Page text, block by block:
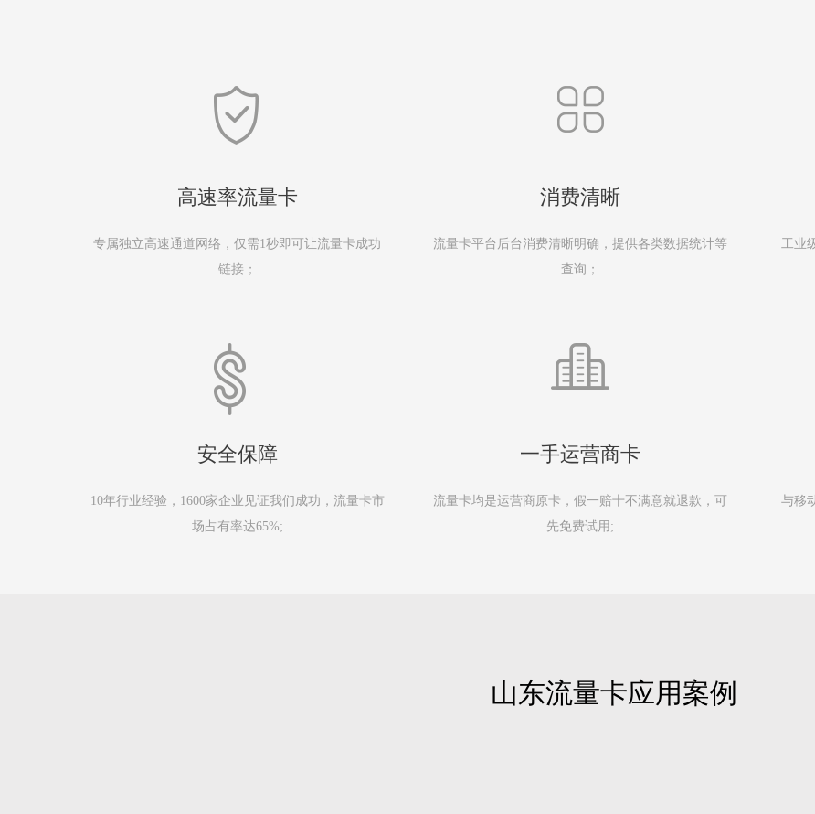
高速率流量卡
专属独立高速通道网络，仅需1秒即可让流量卡成功
链接；
消费清晰
流量卡平台后台消费清晰明确，提供各类数据统计等
查询；
工业
安全保障
10年行业经验，1600家企业见证我们成功，流量卡市
场占有率达65%;
一手运营商卡
流量卡均是运营商原卡，假一赔十不满意就退款，可
先免费试用;
与移
山东流量卡应用案例